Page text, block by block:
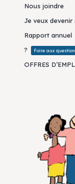
Nous joindre
Je veux devenir
Rapport annuel
? Foire aux
OFFRES